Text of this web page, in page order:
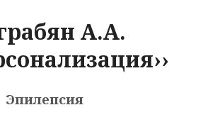
А.А.
Эпилепсия